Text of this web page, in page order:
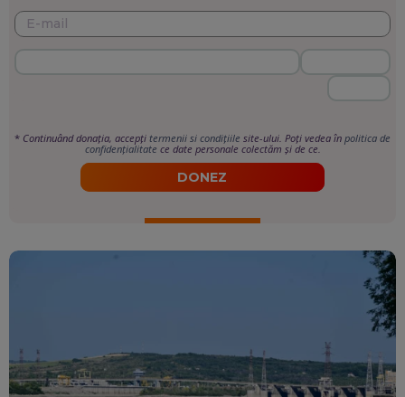
* Continuând donația, accepți termenii si condițiile site-ului. Poți vedea în politica de
confidențialitate ce date personale colectăm și de ce.
DONEZ